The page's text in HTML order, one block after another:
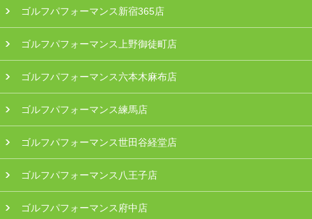
ゴルフパフォーマンス新宿365店
ゴルフパフォーマンス上野御徒町店
ゴルフパフォーマンス六本木麻布店
ゴルフパフォーマンス練馬店
ゴルフパフォーマンス世田谷経堂店
ゴルフパフォーマンス八王子店
ゴルフパフォーマンス府中店